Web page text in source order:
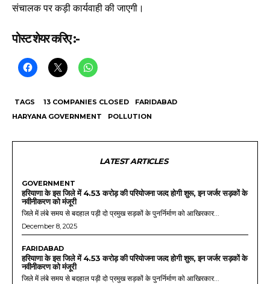
संचालक पर कड़ी कार्यवाही की जाएगी।
पोस्ट शेयर करिए :-
TAGS 13 COMPANIES CLOSED
FARIDABAD
HARYANA GOVERNMENT
POLLUTION
LATEST ARTICLES
GOVERNMENT
हरियाणा के इस जिले में 4.53 करोड़ की परियोजना जल्द होगी शुरू, इन जर्जर सड़कों के
नवीनीकरण को मंजूरी
जिले में लंबे समय से बदहाल पड़ी दो प्रमुख सड़कों के पुनर्निर्माण को आखिरकार...
December 8, 2025
FARIDABAD
हरियाणा के इस जिले में 4.53 करोड़ की परियोजना जल्द होगी शुरू, इन जर्जर सड़कों के
नवीनीकरण को मंजूरी
जिले में लंबे समय से बदहाल पड़ी दो प्रमुख सड़कों के पुनर्निर्माण को आखिरकार...